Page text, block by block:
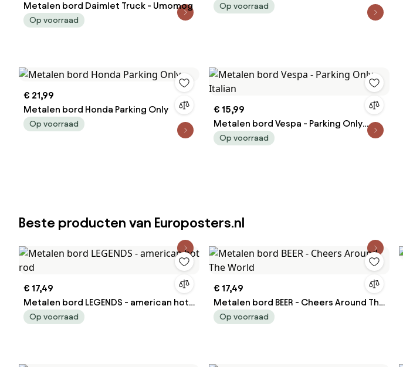
Metalen bord Daimlet Truck - Umomog
Op voorraad
Op voorraad
€ 21,99
Metalen bord Honda Parking Only
Op voorraad
€ 15,99
Metalen bord Vespa - Parking Only
Italian
Op voorraad
Beste producten van Europosters.nl
€ 17,49
Metalen bord LEGENDS - american hot
rod
Op voorraad
€ 17,49
Metalen bord BEER - Cheers Around The
World
Op voorraad